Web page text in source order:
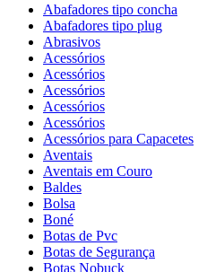
Abafadores tipo concha
Abafadores tipo plug
Abrasivos
Acessórios
Acessórios
Acessórios
Acessórios
Acessórios
Acessórios para Capacetes
Aventais
Aventais em Couro
Baldes
Bolsa
Boné
Botas de Pvc
Botas de Segurança
Botas Nobuck